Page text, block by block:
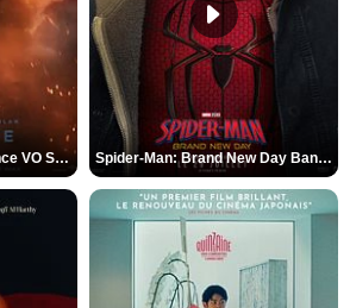
L'Odyssée Bande-annonce VO STFR Spider-Man: Brand New Day Bande-annonce VO STFR